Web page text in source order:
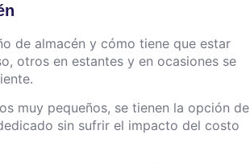
de almacén y cómo tiene que estar
otros en estantes y en ocasiones se
muy pequeños, se tienen la opción de
sin sufrir el impacto del costo